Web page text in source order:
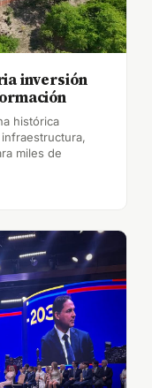
inversión
histórica
miles de